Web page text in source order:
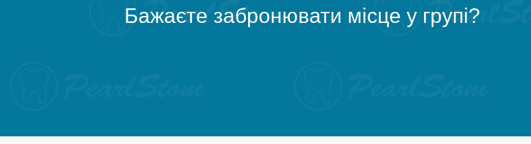
Бажаєте забронювати місце у групі?